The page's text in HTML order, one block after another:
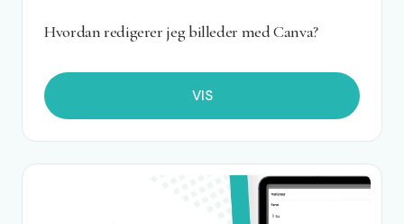
Hvordan redigerer jeg billeder med Canva?
VIS